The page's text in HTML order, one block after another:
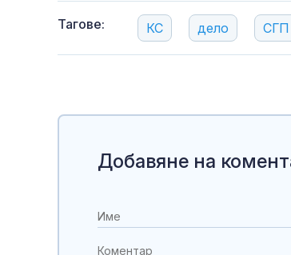
Тагове: КС дело СГП
Добавяне на